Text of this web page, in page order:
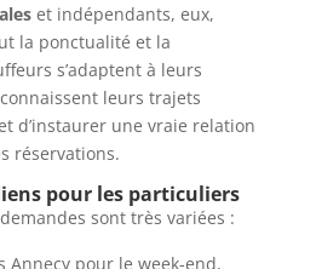
et indépendants, eux,
la ponctualité et la
s’adaptent à leurs
leurs trajets
d’instaurer une vraie relation
réservations.
pour les particuliers
sont très variées :
Annecy pour le week-end,